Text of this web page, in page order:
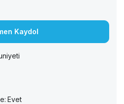
Kaydol
Evet